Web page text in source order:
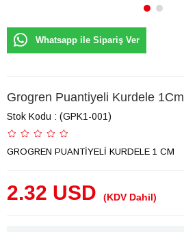
Whatsapp ile Sipariş Ver
Grogren Puantiyeli Kurdele 1Cm
Stok Kodu (GPK1-001)
GROGREN PUANTİYELİ KURDELE 1 CM
2.32 USD (KDV Dahil)